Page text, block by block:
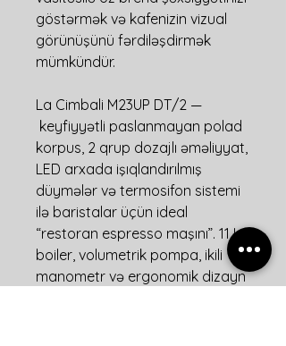
göstərmək və kafenizin vizual
görünüşünü fərdiləşdirmək
mümkündür.
La Cimbali M23UP DT/2 —
keyfiyyətli paslanmayan polad
korpus, 2 qrup dozajlı əməliyyat,
LED arxada işıqlandırılmış
düymələr və termosifon sistemi
ilə baristalar üçün ideal
“restoran espresso maşını”. 11 L
boiler, volumetrik pompa, ikili
manometr və ergonomik dizayn